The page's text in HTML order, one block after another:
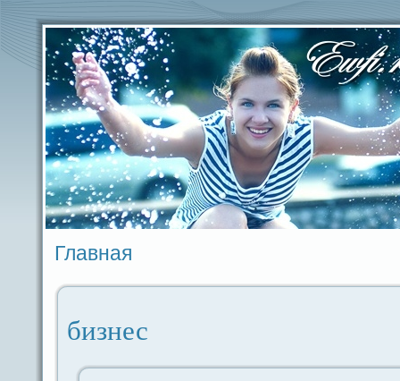
Главная
бизнес